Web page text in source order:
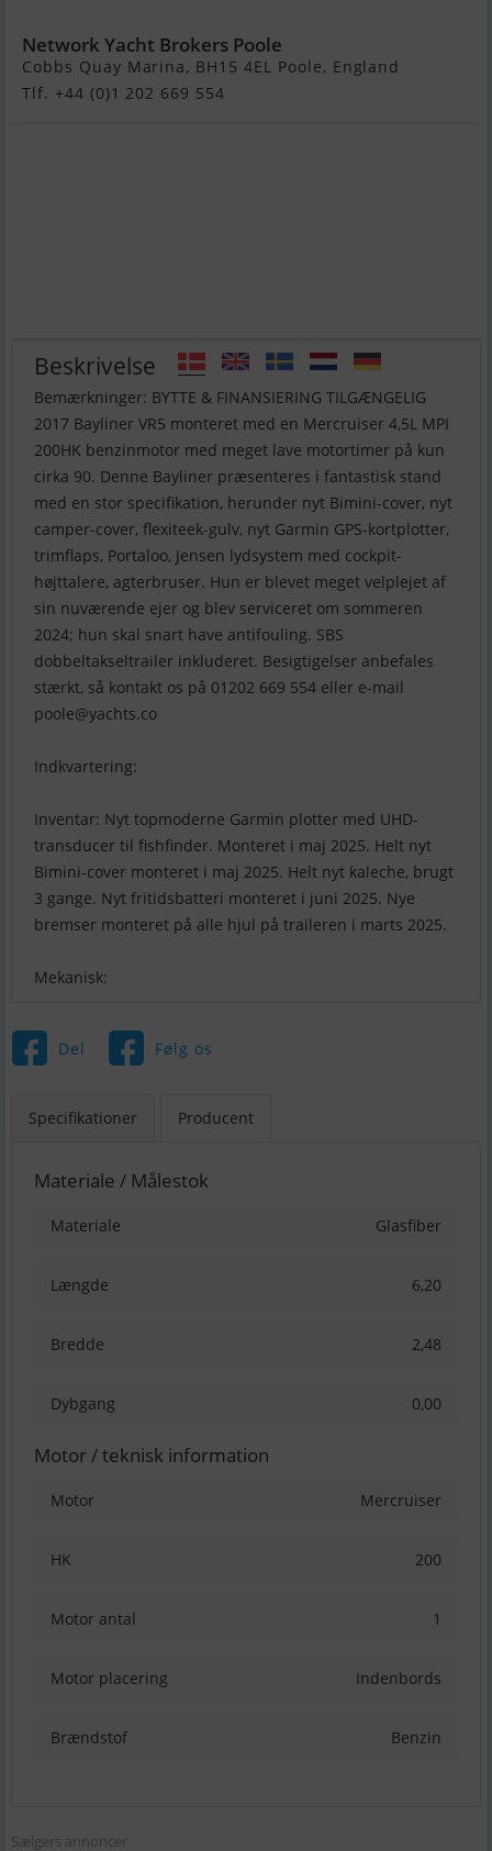
Network Yacht Brokers Poole
Cobbs Quay Marina, BH15 4EL Poole, England
Tlf. +44 (0)1 202 669 554
Beskrivelse
Bemærkninger: BYTTE & FINANSIERING TILGÆNGELIG
2017 Bayliner VR5 monteret med en Mercruiser 4,5L MPI
200HK benzinmotor med meget lave motortimer på kun
cirka 90. Denne Bayliner præsenteres i fantastisk stand
med en stor specifikation, herunder nyt Bimini-cover, nyt
camper-cover, flexiteek-gulv, nyt Garmin GPS-kortplotter,
trimflaps, Portaloo, Jensen lydsystem med cockpit-
højttalere, agterbruser. Hun er blevet meget velplejet af
sin nuværende ejer og blev serviceret om sommeren
2024; hun skal snart have antifouling. SBS
dobbeltakseltrailer inkluderet. Besigtigelser anbefales
stærkt, så kontakt os på 01202 669 554 eller e-mail
poole@yachts.co
Indkvartering:
Inventar: Nyt topmoderne Garmin plotter med UHD-
transducer til fishfinder. Monteret i maj 2025. Helt nyt
Bimini-cover monteret i maj 2025. Helt nyt kaleche, brugt
3 gange. Nyt fritidsbatteri monteret i juni 2025. Nye
bremser monteret på alle hjul på traileren i marts 2025.
Mekanisk:
Del Følg os
Specifikationer Producent
Materiale / Målestok
Materiale Glasfiber
Længde 6,20
Bredde 2,48
Dybgang 0,00
Motor / teknisk information
Motor Mercruiser
HK 200
Motor antal 1
Motor placering Indenbords
Brændstof Benzin
Sælgers annoncer